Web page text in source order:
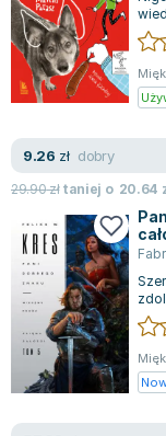
9.26 zł dobry
29.90złtaniej o 20.64